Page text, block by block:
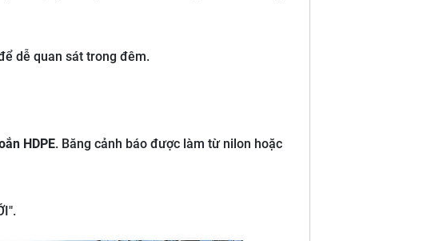
dễ quan sát trong đêm.
HDPE. Băng cảnh báo được làm từ nilon hoặc